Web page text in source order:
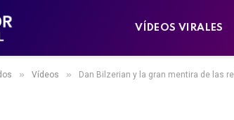
VÍDEOS VIRALES
» Vídeos » Dan Bilzerian y la gran mentira de las